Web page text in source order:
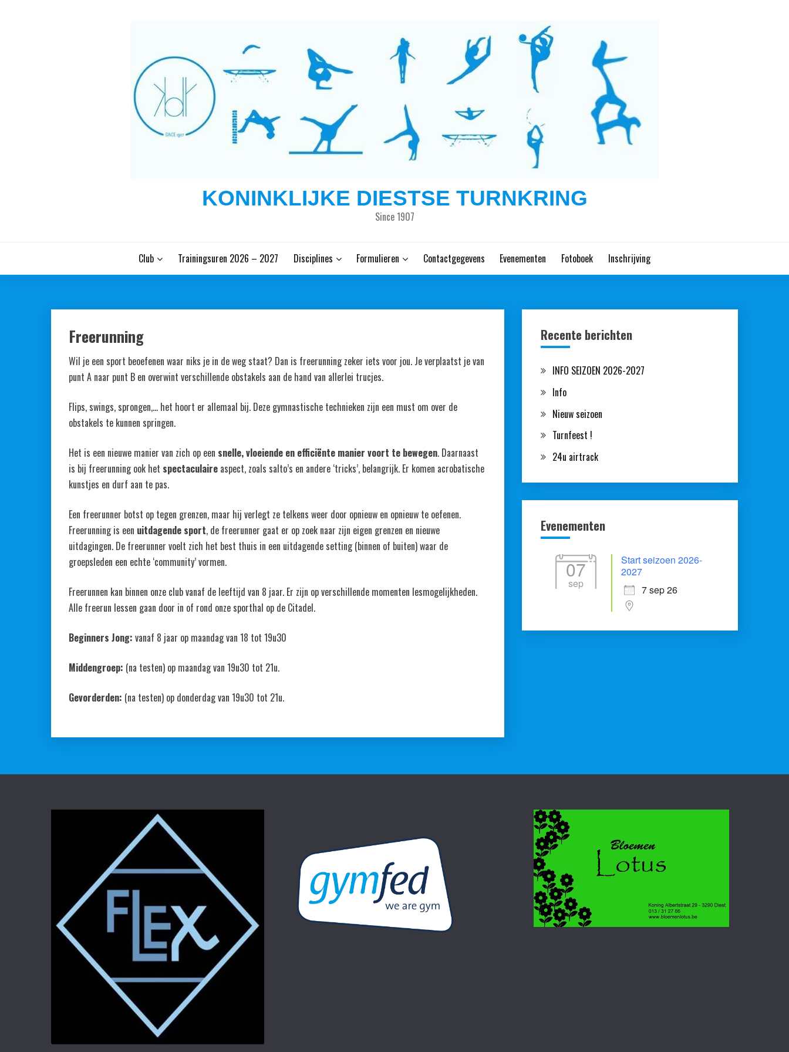
KONINKLIJKE DIESTSE TURNKRING
Since 1907
Club Trainingsuren 2026 – 2027 Disciplines Formulieren Contactgegevens Evenementen Fotoboek Inschrijving
Freerunning
Wil je een sport beoefenen waar niks je in de weg staat? Dan is freerunning zeker iets voor jou. Je verplaatst je van
punt A naar punt B en overwint verschillende obstakels aan de hand van allerlei trucjes.
Flips, swings, sprongen,… het hoort er allemaal bij. Deze gymnastische technieken zijn een must om over de
obstakels te kunnen springen.
Het is een nieuwe manier van zich op een snelle, vloeiende en efficiënte manier voort te bewegen. Daarnaast
is bij freerunning ook het spectaculaire aspect, zoals salto’s en andere ‘tricks’, belangrijk. Er komen acrobatische
kunstjes en durf aan te pas.
Een freerunner botst op tegen grenzen, maar hij verlegt ze telkens weer door opnieuw en opnieuw te oefenen.
Freerunning is een uitdagende sport, de freerunner gaat er op zoek naar zijn eigen grenzen en nieuwe
uitdagingen. De freerunner voelt zich het best thuis in een uitdagende setting (binnen of buiten) waar de
groepsleden een echte ‘community’ vormen.
Freerunnen kan binnen onze club vanaf de leeftijd van 8 jaar. Er zijn op verschillende momenten lesmogelijkheden.
Alle freerun lessen gaan door in of rond onze sporthal op de Citadel.
Beginners Jong: vanaf 8 jaar op maandag van 18 tot 19u30
Middengroep: (na testen) op maandag van 19u30 tot 21u.
Gevorderden: (na testen) op donderdag van 19u30 tot 21u.
Recente berichten
INFO SEIZOEN 2026-2027
Info
Nieuw seizoen
Turnfeest !
24u airtrack
Evenementen
07
sep
Start seizoen 2026-
2027
7 sep 26